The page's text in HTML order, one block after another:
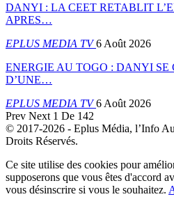
DANYI : LA CEET RETABLIT
APRES…
EPLUS MEDIA TV6 Août 2026
ENERGIE AU TOGO : DANYI SE
D’UNE…
EPLUS MEDIA TV6 Août 2026
Prev Next 1 De 142
© 2017-2026 - Eplus Média, l’Info
Droits Réservés.
Ce site utilise des cookies pour
supposerons que vous êtes d'accord
vous désinscrire si vous le souhaitez.